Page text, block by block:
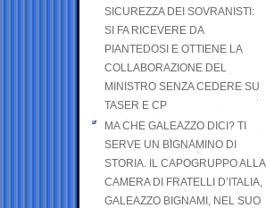
SICUREZZA DEI SOVRANISTI:
SI FA RICEVERE DA
PIANTEDOSI E OTTIENE LA
COLLABORAZIONE DEL
MINISTRO SENZA CEDERE SU
TASER E CP
MA CHE GALEAZZO DICI? TI
SERVE UN BIGNAMINO DI
STORIA. IL CAPOGRUPPO ALLA
CAMERA DI FRATELLI D’ITALIA,
GALEAZZO BIGNAMI, NEL SUO